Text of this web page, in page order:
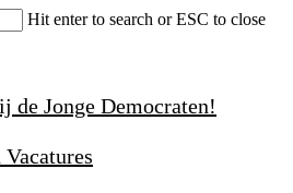
Hit enter to search or ESC to close
de Jonge Democraten!